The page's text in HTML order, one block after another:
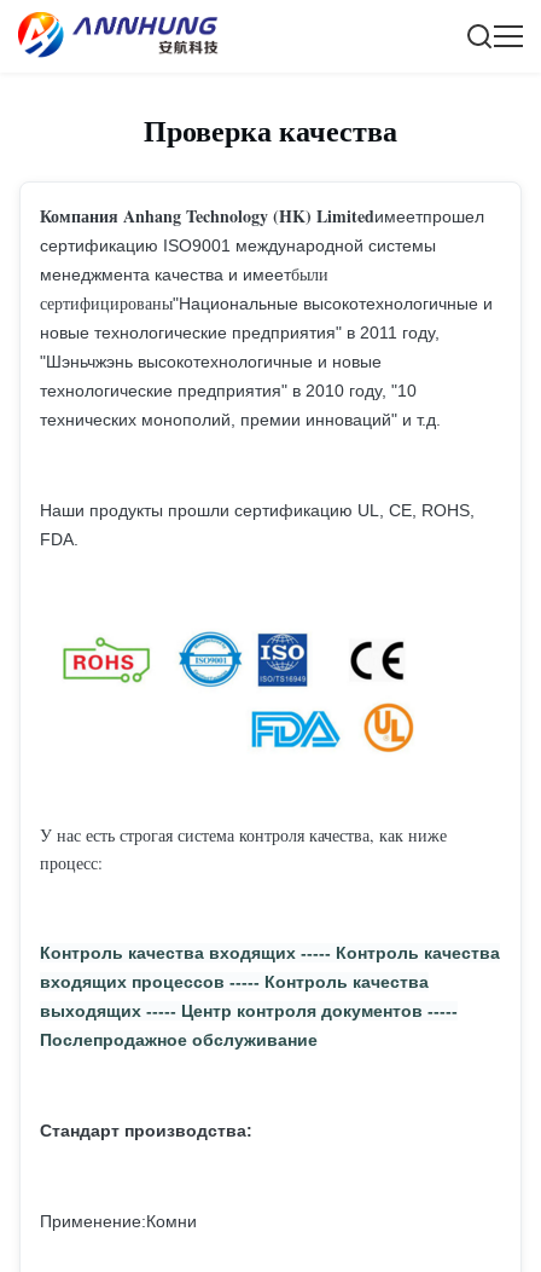
Проверка качества
Компания Anhang Technology (HK) Limitedимеетпрошел
сертификацию ISO9001 международной системы
менеджмента качества и имеетбыли
сертифицированы"Национальные высокотехнологичные и
новые технологические предприятия" в 2011 году,
"Шэньчжэнь высокотехнологичные и новые
технологические предприятия" в 2010 году, "10
технических монополий, премии инноваций" и т.д.
Наши продукты прошли сертификацию UL, CE, ROHS,
FDA.
У нас есть строгая система контроля качества, как ниже
процесс:
Контроль качества входящих ----- Контроль качества
входящих процессов ----- Контроль качества
выходящих ----- Центр контроля документов -----
Послепродажное обслуживание
Стандарт производства:
Применение:Комни